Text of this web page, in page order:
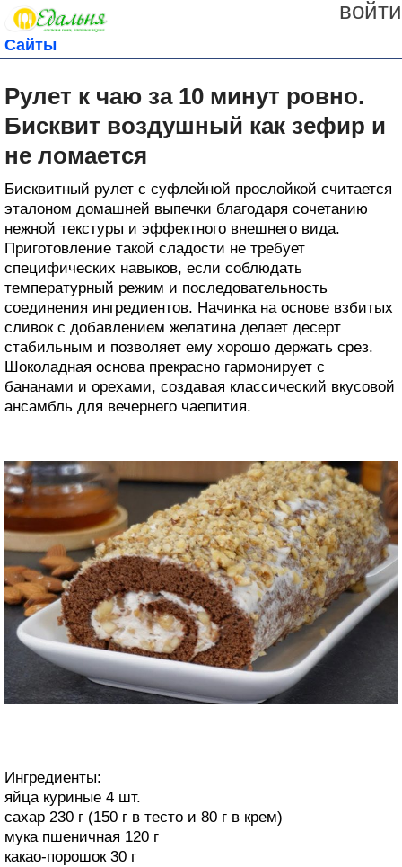
войти
Сайты
Рулет к чаю за 10 минут ровно.
Бисквит воздушный как зефир и
не ломается
Бисквитный рулет с суфлейной прослойкой считается
эталоном домашней выпечки благодаря сочетанию
нежной текстуры и эффектного внешнего вида.
Приготовление такой сладости не требует
специфических навыков, если соблюдать
температурный режим и последовательность
соединения ингредиентов. Начинка на основе взбитых
сливок с добавлением желатина делает десерт
стабильным и позволяет ему хорошо держать срез.
Шоколадная основа прекрасно гармонирует с
бананами и орехами, создавая классический вкусовой
ансамбль для вечернего чаепития.
Ингредиенты:
яйца куриные 4 шт.
сахар 230 г (150 г в тесто и 80 г в крем)
мука пшеничная 120 г
какао-порошок 30 г